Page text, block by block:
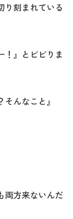
り刻まれている
！』とビビりま
んなこと』
両方来ないんだ